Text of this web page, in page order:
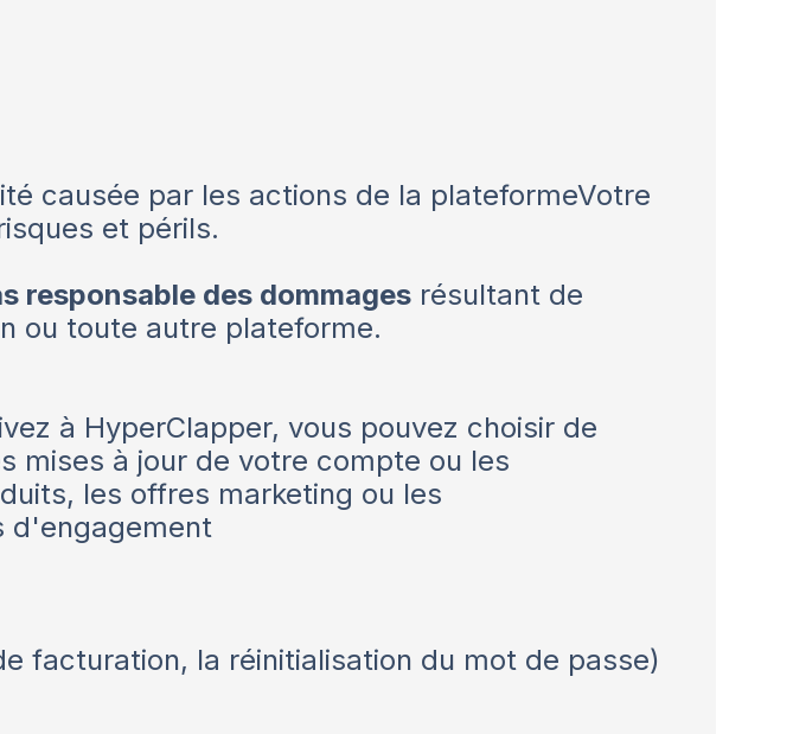
causée par les actions de la plateformeVotre
et périls.
responsable des dommages résultant de
ou toute autre plateforme.
à HyperClapper, vous pouvez choisir de
mises à jour de votre compte ou les
les offres marketing ou les
d'engagement
facturation, la réinitialisation du mot de passe)